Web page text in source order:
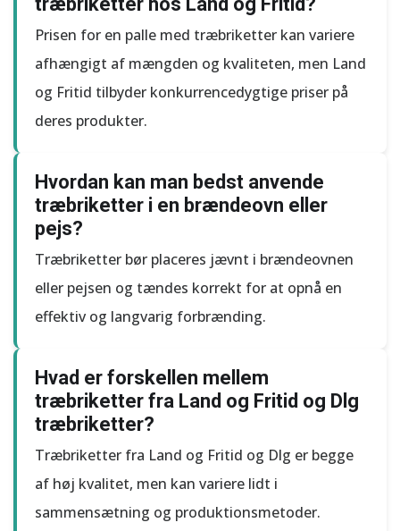
Prisen for en palle med træbriketter kan variere
afhængigt af mængden og kvaliteten, men Land
og Fritid tilbyder konkurrencedygtige priser på
deres produkter.
Hvordan kan man bedst anvende
træbriketter i en brændeovn eller
pejs?
Træbriketter bør placeres jævnt i brændeovnen
eller pejsen og tændes korrekt for at opnå en
effektiv og langvarig forbrænding.
Hvad er forskellen mellem
træbriketter fra Land og Fritid og Dlg
træbriketter?
Træbriketter fra Land og Fritid og Dlg er begge
af høj kvalitet, men kan variere lidt i
sammensætning og produktionsmetoder.